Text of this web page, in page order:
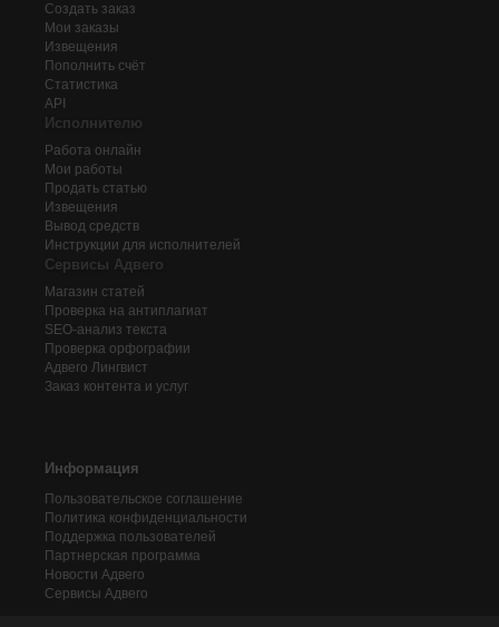
Создать заказ
Мои заказы
Извещения
Пополнить счёт
Статистика
API
Исполнителю
Работа онлайн
Мои работы
Продать статью
Извещения
Вывод средств
Инструкции для исполнителей
Сервисы Адвего
Магазин статей
Проверка на антиплагиат
SEO-анализ текста
Проверка орфографии
Адвего Лингвист
Заказ контента и услуг
Информация
Пользовательское соглашение
Политика конфиденциальности
Поддержка пользователей
Партнерская программа
Новости Адвего
Сервисы Адвего